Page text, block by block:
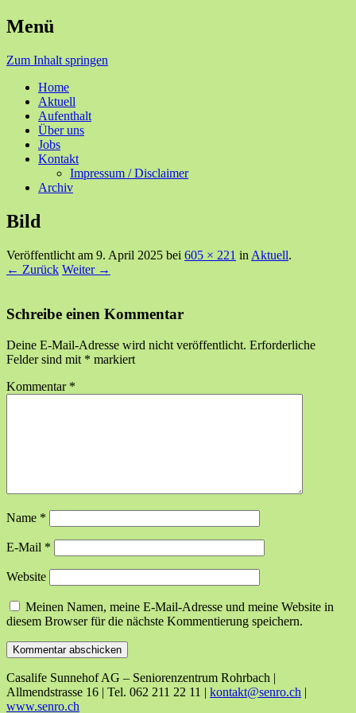
Rohrbach
Menü
Zum Inhalt springen
Home
Aktuell
Aufenthalt
Über uns
Jobs
Kontakt
Impressum / Disclaimer
Archiv
Bild
Veröffentlicht am 9. April 2025 bei 605 × 221 in Aktuell.
← Zurück Weiter →
Schreibe einen Kommentar
Deine E-Mail-Adresse wird nicht veröffentlicht. Erforderliche
Felder sind mit * markiert
Kommentar *
Name *
E-Mail *
Website
Meinen Namen, meine E-Mail-Adresse und meine Website in
diesem Browser für die nächste Kommentierung speichern.
Casalife Sunnehof AG – Seniorenzentrum Rohrbach |
Allmendstrasse 16 | Tel. 062 211 22 11 | kontakt@senro.ch |
www.senro.ch